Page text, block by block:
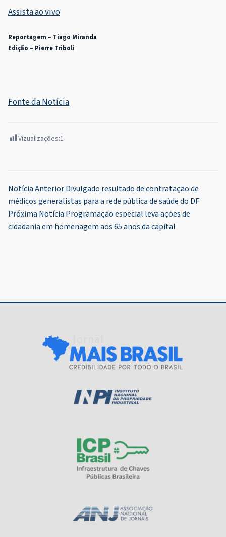
Assista ao vivo
Reportagem – Tiago Miranda
Edição – Pierre Triboli
Fonte da Notícia
Vizualizações:1
Navegação
de
Post
Notícia AnteriorDivulgado resultado de contratação de
médicos generalistas para a rede pública de saúde do DF
Próxima Notícia Programação especial leva ações de
cidadania em homenagem aos 65 anos da capital